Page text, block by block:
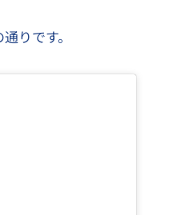
りです。